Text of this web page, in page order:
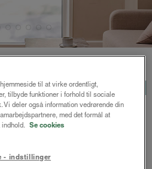
til at virke ordentligt,
tilbyde funktioner i forhold til sociale
Vi deler også information vedrørende din
med det formål at
Se cookies
- indstillinger